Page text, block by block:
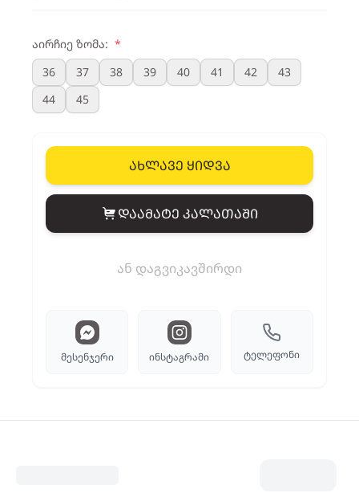
აირჩიე ზომა: *
36
37 38 39 40 41 42
43
44
45
ახლავე ყიდვა
View cart
დაამატე კალათაში
ან დაგვიკავშირდი
მესენჯერი ინსტაგრამი ტელეფონი